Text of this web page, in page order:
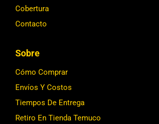
Cobertura
Contacto
Sobre
Cómo Comprar
Envíos Y Costos
Tiempos De Entrega
Retiro En Tienda Temuco